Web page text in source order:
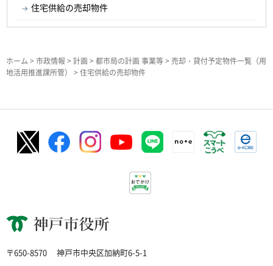
住宅供給の売却物件
ホーム > 市政情報 > 計画> 都市局の計画 事業等> 売却・貸付予定物件一覧（用
地活用推進課所管）
> 住宅供給の売却物件
神戸市役所
〒650-8570 神戸市中央区加納町6-5-1